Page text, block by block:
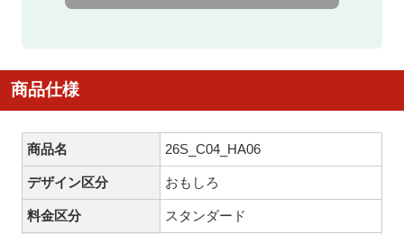
商品仕様
商品名 26S_C04_HA06
デザイン区分 おもしろ
料金区分 スタンダード